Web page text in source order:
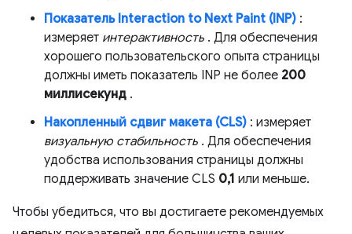
Показатель Interaction to Next Paint (INP) :
измеряет интерактивность . Для обеспечения
хорошего пользовательского опыта страницы
должны иметь показатель INP не более 200
миллисекунд .
Накопленный сдвиг макета (CLS) : измеряет
визуальную стабильность . Для обеспечения
удобства использования страницы должны
поддерживать значение CLS 0,1 или меньше.
Чтобы убедиться, что вы достигаете рекомендуемых